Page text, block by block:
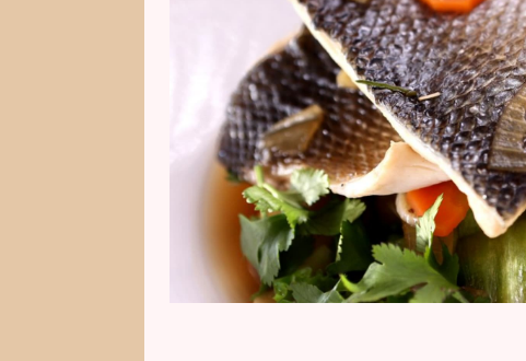
krokem naučit, a klikněte na video.